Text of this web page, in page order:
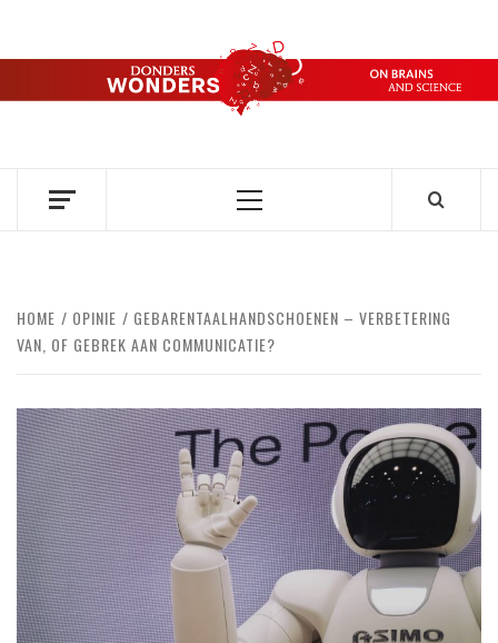
de
DONDERS
OVER HERSENEN EN WETENSCHAP // ON BRAINS AND
Primair
HOME OPINIE
GEBARENTAALHANDSCHOENEN – VERBETERING
VAN, OF GEBREK AAN COMMUNICATIE?